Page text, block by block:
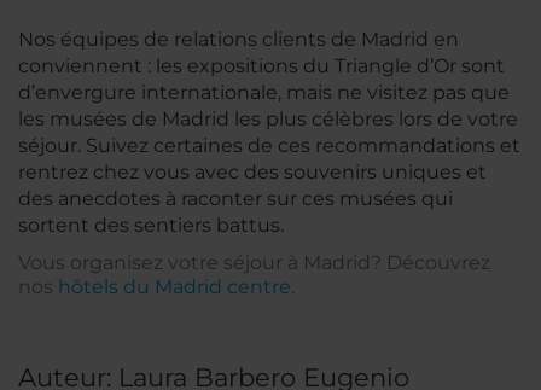
Nos équipes de relations clients de Madrid en
conviennent : les expositions du Triangle d’Or sont
d’envergure internationale, mais ne visitez pas que
les musées de Madrid les plus célèbres lors de votre
séjour. Suivez certaines de ces recommandations et
rentrez chez vous avec des souvenirs uniques et
des anecdotes à raconter sur ces musées qui
sortent des sentiers battus.
Vous organisez votre séjour à Madrid? Découvrez
nos hôtels du Madrid centre.
Auteur: Laura Barbero Eugenio